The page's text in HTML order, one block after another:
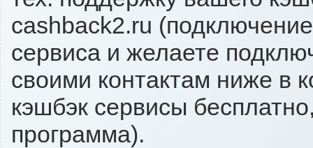
cashback2.ru
сервиса и желаете
своими контактам ниже в
кэшбэк сервисы
программа).